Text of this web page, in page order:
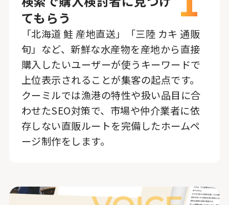
てもらう
「北海道 鮭 産地直送」「三陸 カキ 通販
旬」など、新鮮な水産物を産地から直接
購入したいユーザーが使うキーワードで
上位表示されることが集客の起点です。
クーミルでは漁港の特性や扱い品目に合
わせたSEO対策で、市場や仲介業者に依
存しない直販ルートを完備したホームペ
ージ制作をします。